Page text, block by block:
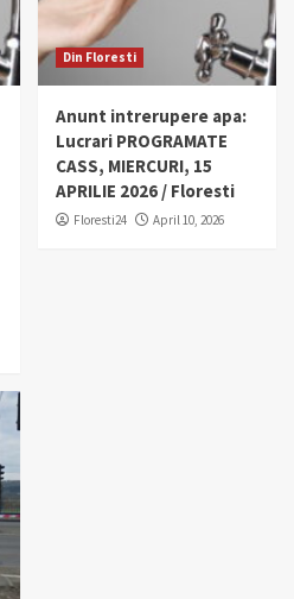
Din Floresti
Anunt intrerupere apa:
Lucrari PROGRAMATE
CASS, MIERCURI, 15
APRILIE 2026 / Floresti
Floresti24 April 10, 2026